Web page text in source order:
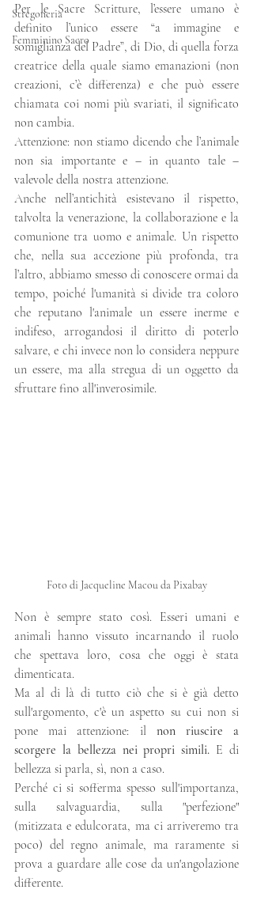
Stregoneria
Femminino Sacro
Per le Sacre Scritture, l’essere umano è
definito l’unico essere “a immagine e
somiglianza del Padre”, di Dio, di quella forza
creatrice della quale siamo emanazioni (non
creazioni, c’è differenza) e che può essere
chiamata coi nomi più svariati, il significato
non cambia.
Attenzione: non stiamo dicendo che l’animale
non sia importante e – in quanto tale –
valevole della nostra attenzione.
Anche nell’antichità esistevano il rispetto,
talvolta la venerazione, la collaborazione e la
comunione tra uomo e animale. Un rispetto
che, nella sua accezione più profonda, tra
l’altro, abbiamo smesso di conoscere ormai da
tempo, poiché l'umanità si divide tra coloro
che reputano l'animale un essere inerme e
indifeso, arrogandosi il diritto di poterlo
salvare, e chi invece non lo considera neppure
un essere, ma alla stregua di un oggetto da
sfruttare fino all'inverosimile.
Foto di Jacqueline Macou da Pixabay
Non è sempre stato così. Esseri umani e
animali hanno vissuto incarnando il ruolo
che spettava loro, cosa che oggi è stata
dimenticata.
Ma al di là di tutto ciò che si è già detto
sull'argomento, c'è un aspetto su cui non si
pone mai attenzione: il non riuscire a
scorgere la bellezza nei propri simili. E di
bellezza si parla, sì, non a caso.
Perché ci si sofferma spesso sull'importanza,
sulla salvaguardia, sulla "perfezione"
(mitizzata e edulcorata, ma ci arriveremo tra
poco) del regno animale, ma raramente si
prova a guardare alle cose da un'angolazione
differente.